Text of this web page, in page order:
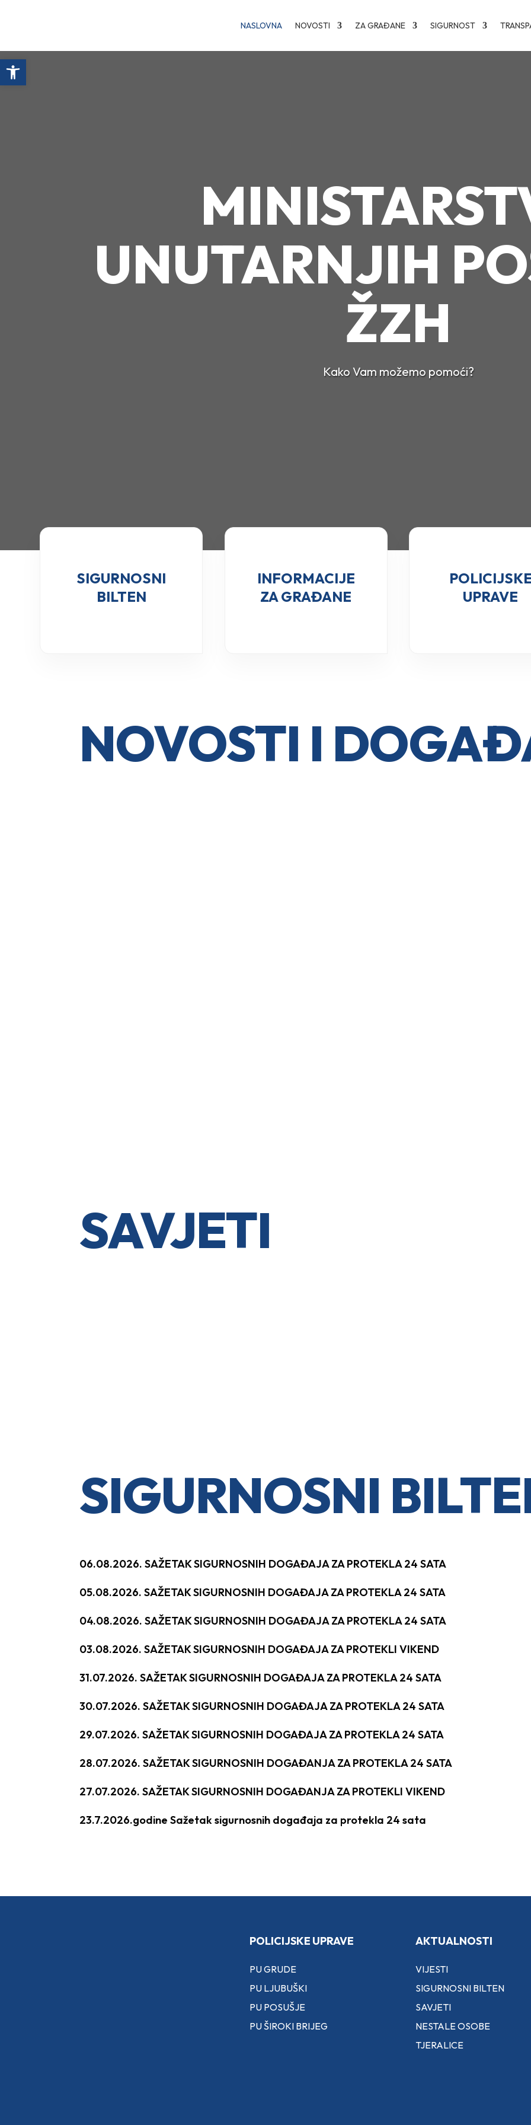
NASLOVNA NOVOSTI ZA GRAĐANE SIGURNOST
UNUTARNJIH
ŽZH
Kako Vam možemo pomoći?
SIGURNOSNI
BILTEN
INFORMACIJE
ZA GRAĐANE
UPRAVE
NOVOSTI I
SAVJETI
SIGURNOSNI
06.08.2026. SAŽETAK SIGURNOSNIH DOGAĐAJA ZA PROTEKLA 24 SATA
05.08.2026. SAŽETAK SIGURNOSNIH DOGAĐAJA ZA PROTEKLA 24 SATA
04.08.2026. SAŽETAK SIGURNOSNIH DOGAĐAJA ZA PROTEKLA 24 SATA
03.08.2026. SAŽETAK SIGURNOSNIH DOGAĐAJA ZA PROTEKLI VIKEND
31.07.2026. SAŽETAK SIGURNOSNIH DOGAĐAJA ZA PROTEKLA 24 SATA
30.07.2026. SAŽETAK SIGURNOSNIH DOGAĐAJA ZA PROTEKLA 24 SATA
29.07.2026. SAŽETAK SIGURNOSNIH DOGAĐAJA ZA PROTEKLA 24 SATA
28.07.2026. SAŽETAK SIGURNOSNIH DOGAĐANJA ZA PROTEKLA 24 SATA
27.07.2026. SAŽETAK SIGURNOSNIH DOGAĐANJA ZA PROTEKLI VIKEND
23.7.2026.godine Sažetak sigurnosnih događaja za protekla 24 sata
POLICIJSKE UPRAVE
PU GRUDE
PU LJUBUŠKI
PU POSUŠJE
PU ŠIROKI BRIJEG
AKTUALNOSTI
VIJESTI
SIGURNOSNI BILTEN
SAVJETI
NESTALE OSOBE
TJERALICE
Open toolbar